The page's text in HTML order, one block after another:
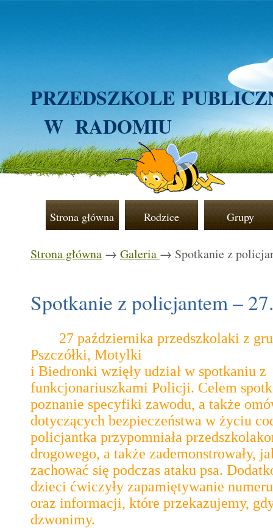
PRZEDSZKOLE
W RADOMIU
Strona główna Rodzice Grupy
Strona główna → Galeria → Spotkanie z
Spotkanie z policjantem –
27 października przedszkolaki z
Pszczółki, Motylki
i Biedronki wzięły udział w spotkaniu z
funkcjonariuszkami Policji. Celem
poznanie specyfiki zawodu, a także
dotyczących bezpieczeństwa w życiu
policjantka przypomniała
drogowego, a także zademonstrowały,
zachować się podczas ataku psa.
dzieci ćwiczyły zapamiętywanie
oraz informacji, które przekazujemy,
dzwonimy.